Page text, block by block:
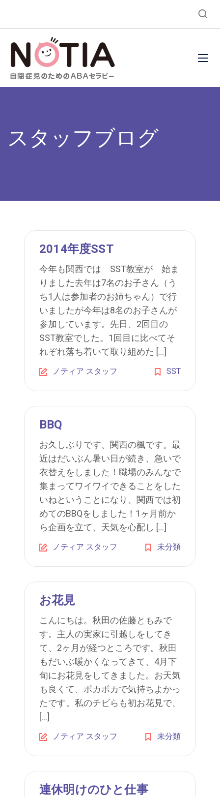
スタッフブログ
2014年度SST
今年も関西では SST教室が 始ま
りました去年は7名のお子さん（う
ち1人は参加者のお姉ちゃん）で行
いましたが今年は8名のお子さんが
参加しています。先日、2回目の
SST教室でした。1回目に比べてそ
れぞれ落ち着いて取り組めた […]
ノティア スタッフ SST
BBQ
お久しぶりです、関西の楓です。最
近はだいぶん暑い日が続き、急いで
衣替えをしました！職場のみんなで
集まってワイワイできることをした
いねということになり、関西では初
めてのBBQをしました！1ヶ月前か
ら企画を立て、天気を心配し […]
ノティア スタッフ 未分類
お花見
こんにちは。秋田の佐藤ともみで
す。主人の実家に引越しをしてき
て、2ヶ月が経つところです。秋田
もだいぶ暖かくなってきて、4月下
旬にお花見をしてきました。お天気
も良くて、ポカポカで気持ちよかっ
たです。私のチビらも初お花見で、
[…]
ノティア スタッフ 未分類
連休明けのひと仕事